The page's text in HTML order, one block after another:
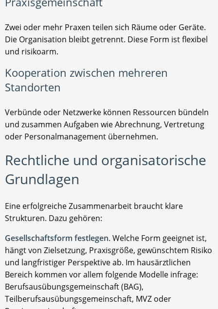
Zwei oder mehr Praxen teilen sich Räume oder Geräte.
Die Organisation bleibt getrennt. Diese Form ist flexibel
und risikoarm.
Kooperation zwischen mehreren
Standorten
Verbünde oder Netzwerke können Ressourcen bündeln
und zusammen Aufgaben wie Abrechnung, Vertretung
oder Personalmanagement übernehmen.
Rechtliche und organisatorische
Grundlagen
Eine erfolgreiche Zusammenarbeit braucht klare
Strukturen. Dazu gehören:
Gesellschaftsform festlegen. Welche Form geeignet ist,
hängt von Zielsetzung, Praxisgröße, gewünschtem Risiko
und langfristiger Perspektive ab. Im hausärztlichen
Bereich kommen vor allem folgende Modelle infrage:
Berufsausübungsgemeinschaft (BAG),
Teilberufsausübungsgemeinschaft, MVZ oder